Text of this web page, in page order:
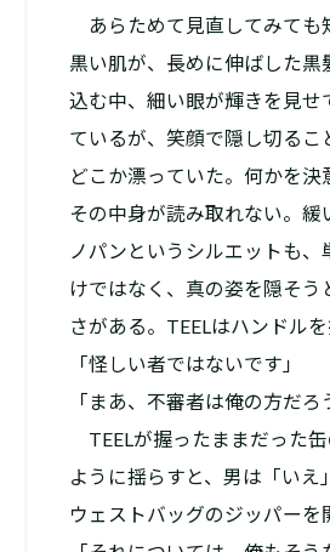
あらためて見直してみても
黒い肌が、長めに伸ばした黒
込む中、細い眼が輝きを見せ
ているが、笑顔で隠し切るこ
どこか漂っていた。何かを決
その中身が読み取れない。
ノパンというシルエットも
けではなく、真の姿を隠そ
さがある。TEELはハンドル
「怪しい者ではないです」
「まあ、不審者は俺の方だろ
TEELが握ったままだった
ように揺らすと、男は「いえ
ウェストバッグのジッパーを